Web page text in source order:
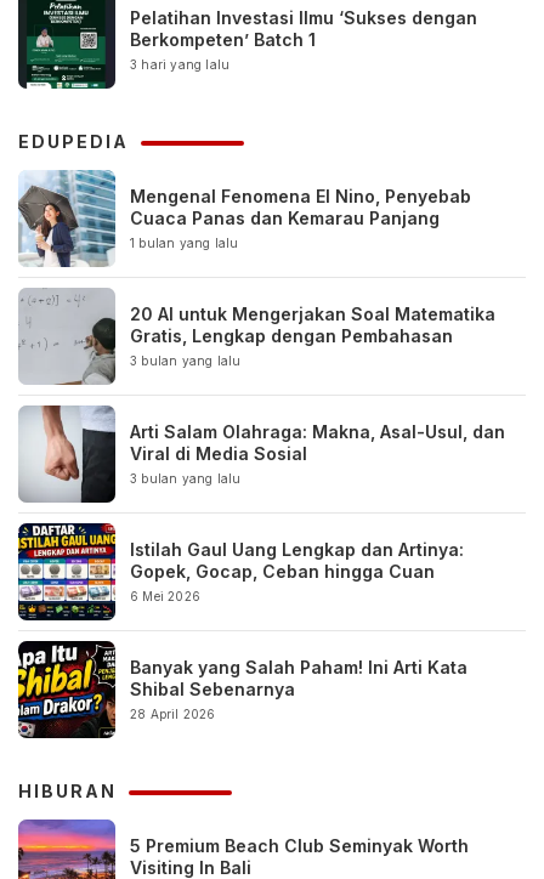
Pelatihan Investasi Ilmu ‘Sukses dengan
Berkompeten’ Batch 1
3 hari yang lalu
EDUPEDIA
Mengenal Fenomena El Nino, Penyebab
Cuaca Panas dan Kemarau Panjang
1 bulan yang lalu
20 AI untuk Mengerjakan Soal Matematika
Gratis, Lengkap dengan Pembahasan
3 bulan yang lalu
Arti Salam Olahraga: Makna, Asal-Usul, dan
Viral di Media Sosial
3 bulan yang lalu
Istilah Gaul Uang Lengkap dan Artinya:
Gopek, Gocap, Ceban hingga Cuan
6 Mei 2026
Banyak yang Salah Paham! Ini Arti Kata
Shibal Sebenarnya
28 April 2026
HIBURAN
5 Premium Beach Club Seminyak Worth
Visiting In Bali